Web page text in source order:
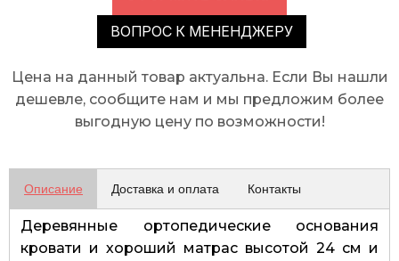
ВОПРОС К МЕНЕНДЖЕРУ
Цена на данный товар актуальна. Если Вы нашли
дешевле, сообщите нам и мы предложим более
выгодную цену по возможности!
Описание Доставка и оплата Контакты
Деревянные ортопедические основания
кровати и хороший матрас высотой 24 см и